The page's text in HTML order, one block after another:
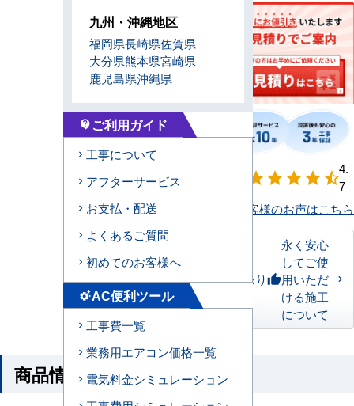
度
starstarstarstarstar_half
4.
7
お客様のお声はこちら
私たちのこだわりthumb_up
永く安心
してご使
用いただ
ける施工
について
商品情報
九州・沖縄地区
福岡県長崎県佐賀県
大分県熊本県宮崎県
鹿児島県沖縄県
contact_support ご利用ガイド
工事について
アフターサービス
お支払・配送
よくあるご質問
初めてのお客様へ
settings_suggestAC便利ツール
工事費一覧
業務用エアコン価格一覧
電気料金シミュレーション